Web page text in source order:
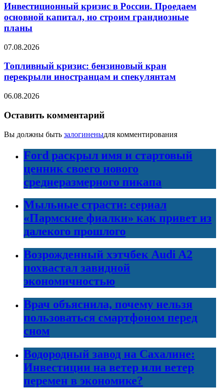
Инвестиционный кризис в России. Проедаем
основной капитал, но строим грандиозные
планы
07.08.2026
Топливный кризис: бензиновый кран
перекрыли иностранцам и спекулянтам
06.08.2026
Оставить комментарий
Вы должны быть залогиненыдля комментирования
Ford раскрыл имя и стартовый
ценник своего нового
среднеразмерного пикапа
Мыльные страсти: сериал
«Пармские фиалки» как привет из
далекого прошлого
Возрожденный хэтчбек Audi A2
похвастал завидной
экономичностью
Врач объяснила, почему нельзя
пользоваться смартфоном перед
сном
Водородный завод на Сахалине:
Инвестиции на ветер или ветер
перемен в экономике?